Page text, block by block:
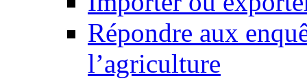
Répondre aux
l’agriculture